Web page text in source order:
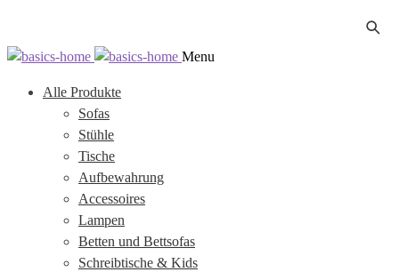
Zur
springen
Zum
springen
Menu
Alle Produkte
Sofas
Stühle
Tische
Aufbewahrung
Accessoires
Lampen
Betten und Bettsofas
Schreibtische & Kids